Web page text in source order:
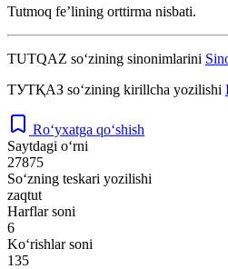
Tutmoq feʼlining orttirma nisbati.
TUTQAZ so‘zining sinonimlarini
ТУТҚАЗ so‘zining kirillcha yozilishi
Ro‘yxatga qo‘shish
Saytdagi o‘rni
27875
So‘zning teskari yozilishi
zaqtut
Harflar soni
6
Ko‘rishlar soni
135